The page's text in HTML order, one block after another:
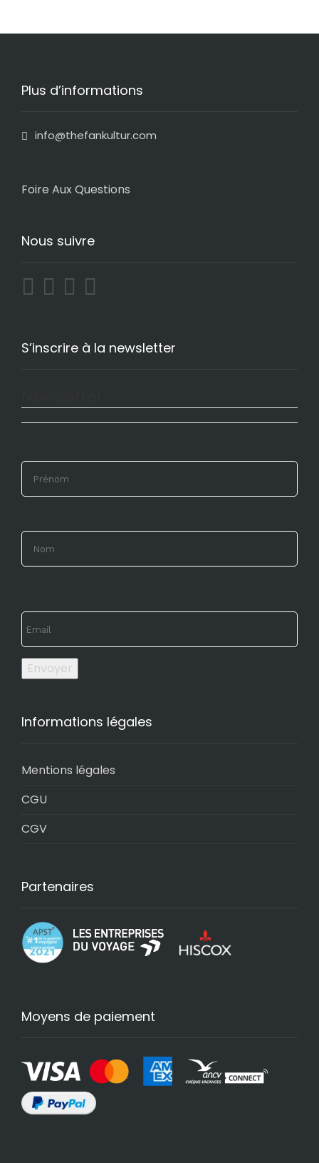
Plus d’informations
info@thefankultur.com
Foire Aux Questions
Nous suivre
S’inscrire à la newsletter
Envoyer
Informations légales
Mentions légales
CGU
CGV
Partenaires
Moyens de paiement